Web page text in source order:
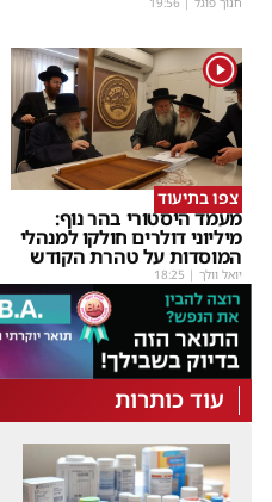
1
צפו בתיעוד
מעמד היסטורי בהר נוף:
מיליוני דולרים חולקו למנהלי
המוסדות על טהרת הקודש
יואל וולך |
18:25
עוד כותרות